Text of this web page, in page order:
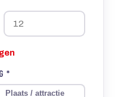
*
Plaats / attractie